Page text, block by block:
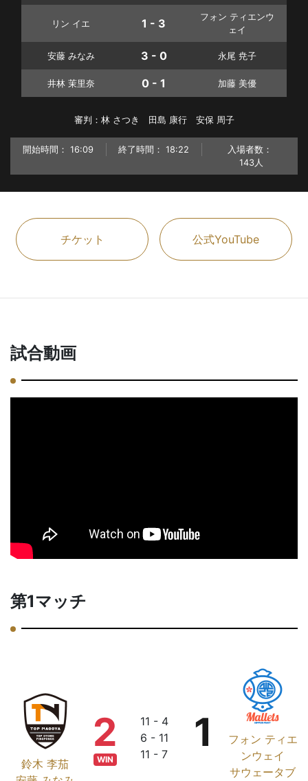
リン イエ 1 - 3
フォン ティエンウ
ェイ
安藤 みなみ 3 - 0 永尾 尭子
井林 茉里奈 0 - 1 加藤 美優
審判：林 さつき 田島 康行 安保 周子
開始時間： 16:09 終了時間： 18:22
入場者数：
143人
チケット 公式YouTube
試合動画
第1マッチ
鈴木 李茄
2
WIN
11 - 4
6 - 11
11 - 7
フォン ティエ
ンウェイ
サウェータブ
1